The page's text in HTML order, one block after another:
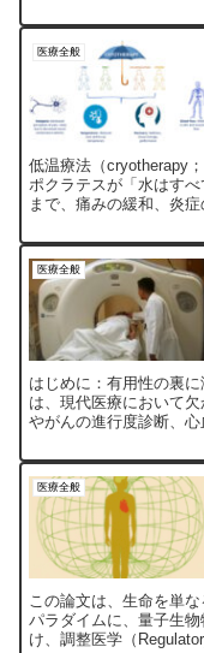
医療全般
低温療法（cryotherapy
ポクラテスが「水はす
まで、痛みの緩和、炎
のための具体的な方法
医療全般
はじめに：有用性の裏
は、現代医療において
やがんの進行度診断、心
医療全般
この論文は、生命を単
パラダイムに、量子生
け、調整医学（